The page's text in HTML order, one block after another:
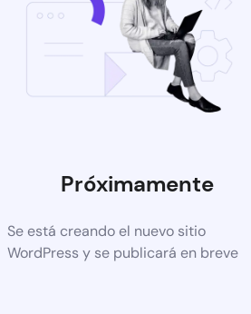
Próximamente
Se está creando el nuevo sitio
WordPress y se publicará en breve